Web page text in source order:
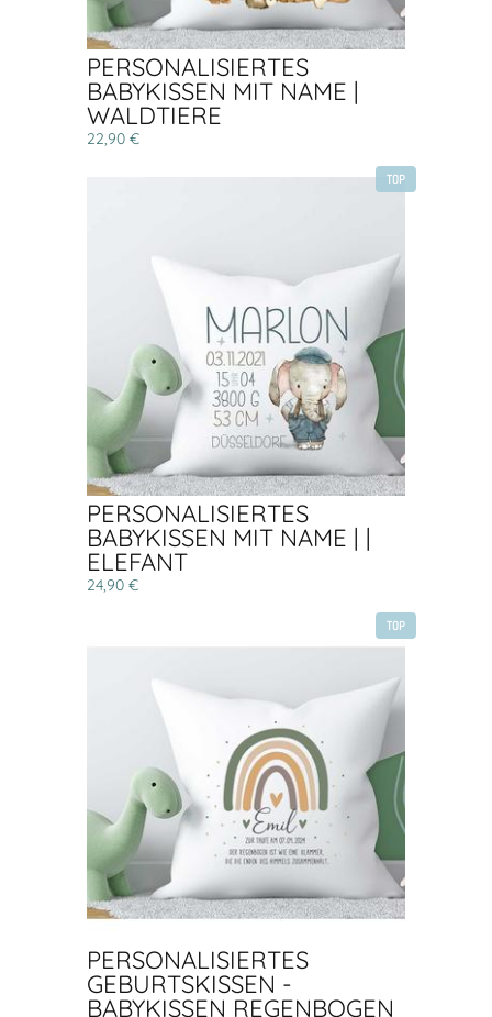
PERSONALISIERTES
BABYKISSEN MIT NAME |
WALDTIERE
22,90 €
TOP
PERSONALISIERTES
BABYKISSEN MIT NAME | |
ELEFANT
24,90 €
TOP
PERSONALISIERTES
GEBURTSKISSEN -
BABYKISSEN REGENBOGEN